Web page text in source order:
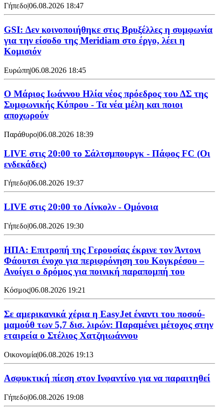
Γήπεδο|06.08.2026 18:47
GSI: Δεν κοινοποιήθηκε στις Βρυξέλλες η συμφωνία
για την είσοδο της Meridiam στο έργο, λέει η
Κομισιόν
Ευρώπη|06.08.2026 18:45
Ο Μάριος Ιωάννου Ηλία νέος πρόεδρος του ΔΣ της
Συμφωνικής Κύπρου - Τα νέα μέλη και ποιοι
αποχωρούν
Παράθυρο|06.08.2026 18:39
LIVE στις 20:00 το Σάλτσμπουργκ - Πάφος FC (Οι
ενδεκάδες)
Γήπεδο|06.08.2026 19:37
LIVE στις 20:00 το Λίνκολν - Ομόνοια
Γήπεδο|06.08.2026 19:30
ΗΠΑ: Επιτροπή της Γερουσίας έκρινε τον Άντονι
Φάουτσι ένοχο για περιφρόνηση του Κογκρέσου –
Ανοίγει ο δρόμος για ποινική παραπομπή του
Κόσμος|06.08.2026 19:21
Σε αμερικανικά χέρια η EasyJet έναντι του ποσού-
μαμούθ των 5,7 δισ. λιρών: Παραμένει μέτοχος στην
εταιρεία ο Στέλιος Χατζηιωάννου
Οικονομία|06.08.2026 19:13
Ασφυκτική πίεση στον Ινφαντίνο για να παραιτηθεί
Γήπεδο|06.08.2026 19:08